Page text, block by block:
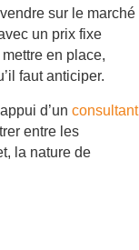
sur le marché
un prix fixe
en place,
faut anticiper.
d’un consultant
entre les
la nature de